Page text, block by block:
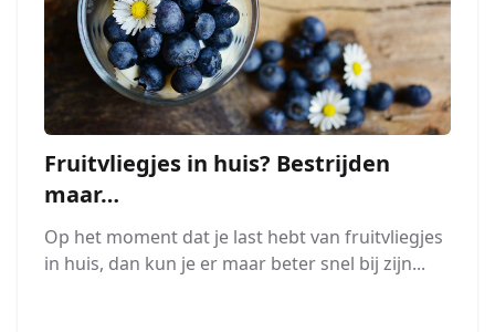
Fruitvliegjes in huis? Bestrijden
maar…
Op het moment dat je last hebt van fruitvliegjes
in huis, dan kun je er maar beter snel bij zijn...